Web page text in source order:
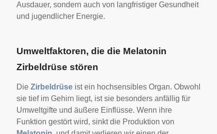
Ausdauer, sondern auch von langfristiger Gesundheit
und jugendlicher Energie.
Umweltfaktoren, die die Melatonin
Zirbeldrüse stören
Die Zirbeldrüseist ein hochsensibles Organ. Obwohl
sie tief im Gehirn liegt, ist sie besonders anfällig für
Umweltgifte und äußere Einflüsse. Wenn ihre
Funktion gestört wird, sinkt die Produktion von